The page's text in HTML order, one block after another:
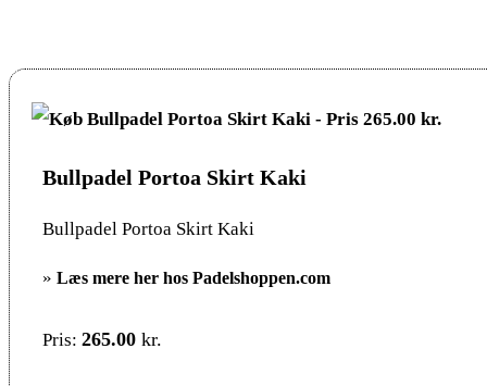
Bullpadel Portoa Skirt Kaki
Bullpadel Portoa Skirt Kaki
» Læs mere her hos Padelshoppen.com
Pris: 265.00 kr.